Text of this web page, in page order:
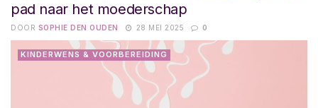
pad naar het moederschap
DOOR SOPHIE DEN OUDEN 28 MEI 2025 0
KINDERWENS & VOORBEREIDING